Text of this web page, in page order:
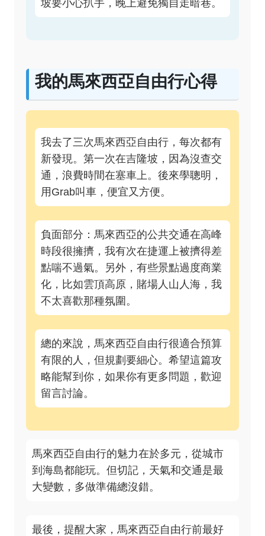
坡要小心扒手，晚上避免獨自走暗巷。
我的馬來西亞自由行心得
我去了三次馬來西亞自由行，每次都有
新發現。第一次在吉隆坡，因為沒查交
通，浪費時間在塞車上。後來學聰明，
用Grab叫車，便宜又方便。
負面部分：馬來西亞的公共交通在高峰
時段很擁擠，我有次在捷運上被擠得差
點喘不過氣。另外，有些景點過度商業
化，比如雲頂高原，賭場人山人海，我
不太喜歡那種氛圍。
總的來說，馬來西亞自由行很適合預算
有限的人，但規劃要細心。希望這篇攻
略能幫到你，如果你有更多問題，歡迎
留言討論。
馬來西亞自由行的魅力在於多元，從城市
到海島都能玩。但切記，天氣和交通是最
大變數，多做準備總沒錯。
最後，提醒大家，馬來西亞自由行前最好